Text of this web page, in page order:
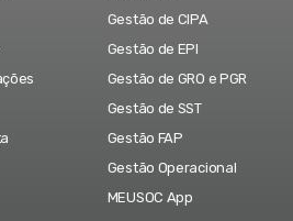
Gestão de CIPA
Gestão de EPI
Gestão de GRO e PGR
Gestão de SST
Gestão FAP
Gestão Operacional
MEUSOC App